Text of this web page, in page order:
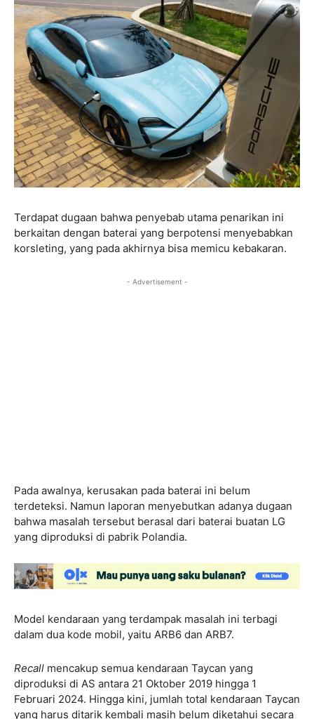
Terdapat dugaan bahwa penyebab utama penarikan ini
berkaitan dengan baterai yang berpotensi menyebabkan
korsleting, yang pada akhirnya bisa memicu kebakaran.
- Advertisement -
Pada awalnya, kerusakan pada baterai ini belum
terdeteksi. Namun laporan menyebutkan adanya dugaan
bahwa masalah tersebut berasal dari baterai buatan LG
yang diproduksi di pabrik Polandia.
Model kendaraan yang terdampak masalah ini terbagi
dalam dua kode mobil, yaitu ARB6 dan ARB7.
Recall mencakup semua kendaraan Taycan yang
diproduksi di AS antara 21 Oktober 2019 hingga 1
Februari 2024. Hingga kini, jumlah total kendaraan Taycan
yang harus ditarik kembali masih belum diketahui secara